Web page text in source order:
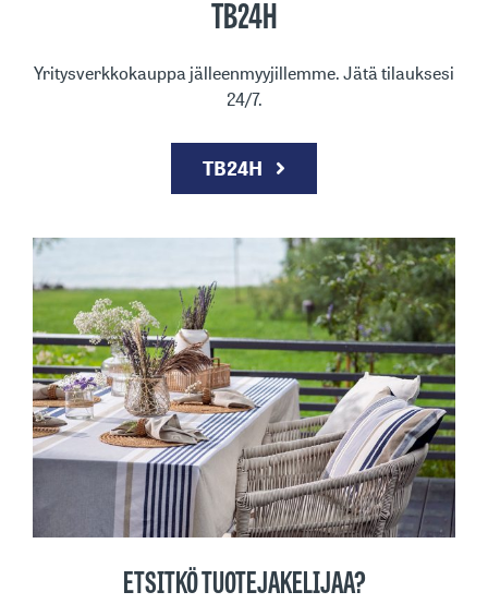
TB24H
Yritysverkkokauppa jälleenmyyjillemme. Jätä tilauksesi
24/7.
TB24H
ETSITKÖ TUOTEJAKELIJAA?